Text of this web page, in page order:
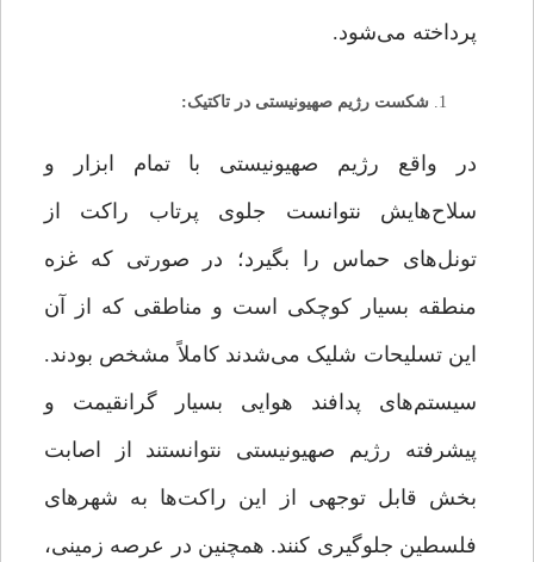
پرداخته می‌شود.
شکست رژیم صهیونیستی در تاکتیک:
در واقع رژیم صهیونیستی با تمام ابزار و
سلاح‌هایش نتوانست جلوی پرتاب راکت از
تونل‌های حماس را بگیرد؛ در صورتی که غزه
منطقه بسیار کوچکی است و مناطقی که از آن
این تسلیحات شلیک می‌شدند کاملاً مشخص بودند.
سیستم‌های پدافند هوایی بسیار گرانقیمت و
پیشرفته رژیم صهیونیستی نتوانستند از اصابت
بخش قابل توجهی از این راکت‌ها به شهرهای
فلسطین جلوگیری کنند. همچنین در عرصه زمینی،